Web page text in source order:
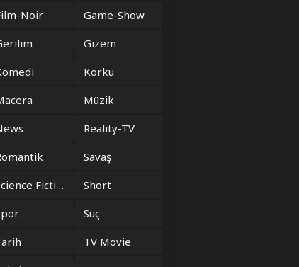
Noir
Game-Show
Gizem
Korku
Müzik
Reality-TV
Savaş
Science Fiction
Short
Suç
TV Movie